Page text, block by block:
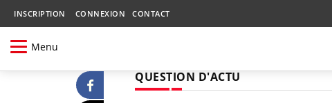
INSCRIPTION CONNEXION CONTACT
Menu
QUESTION D'ACTU